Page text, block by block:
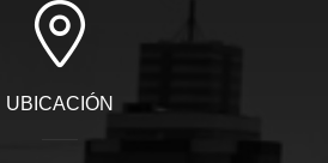
UBICACIÓN